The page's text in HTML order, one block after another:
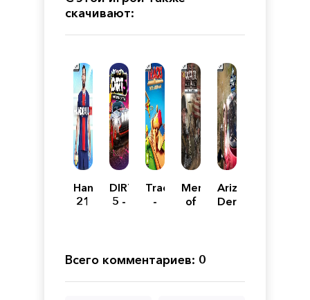
скачивают:
Handball
21
DIRT
5 -
Tracks
-
Open
World
Train
Men
of
2 -
War
Arizona
Derby
Всего комментариев: 0